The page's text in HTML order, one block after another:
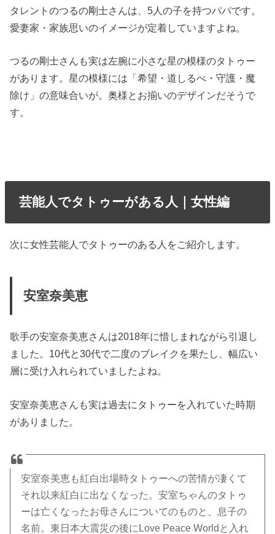
タレントのつるの剛士さんは、5人の子を持つパパです。
愛妻家・家族思いのイメージが定着していますよね。
つるの剛士さんも実は左腕に小さな星の模様のタトゥー
があります。星の模様には「希望・道しるべ・守護・魔
除け」の意味合いが。奥様とお揃いのデザインだそうで
す。
芸能人でタトゥーがある人｜女性編
次に女性芸能人でタトゥーのある人をご紹介します。
安室奈美恵
歌手の安室奈美恵さんは2018年に惜しまれながら引退し
ました。10代と30代で二度のブレイクを果たし、幅広い
層に受け入れられていましたよね。
安室奈美恵さんも実は過去にタトゥーを入れていた時期
がありました。
安室奈美恵も紅白出場時タトゥーへの苦情が凄くて
それ以来紅白に出なくなった。安室ちゃんのタトゥ
ーは亡くなったお母さんについてのものと、息子の
名前。東日本大震災の後にLove Peace Worldと入れ